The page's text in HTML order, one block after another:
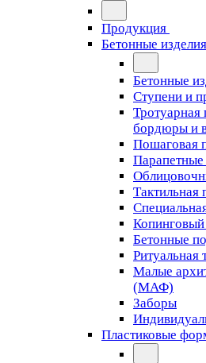
Продукция
Бетонные изделия
Бетонные
Ступени и
Тротуарная
бордюры и
Пошаговая
Тактильная
Бетонные
Ритуальная
Малые
(МАФ)
Заборы
Пластиковые